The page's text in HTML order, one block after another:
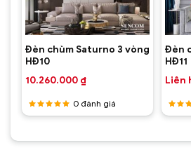
Đèn chùm Saturno 3 vòng
HĐ10
10.260.000 ₫
Được
55 sao
0 đánh giá
Đèn
HĐ11
Liên
55